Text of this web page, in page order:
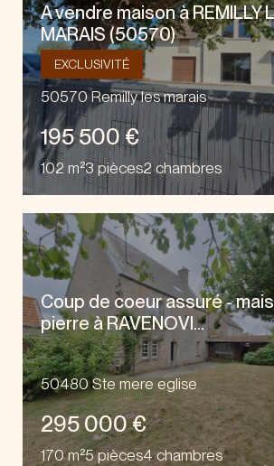
A vendre maison à REMILLY
MARAIS (50570)
EXCLUSIVITÉ
50570 Remilly les marais
195 500 €
102 m²3 pièces2 chambres
Coup de coeur assuré -
pierre à RAVENOVI...
50480 Ste mere eglise
295 000 €
170 m²5 pièces4 chambres